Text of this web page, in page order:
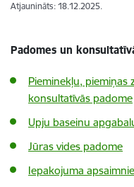
Atjaunināts: 18.12.2025.
Padomes un
Pieminekļu, piemiņas
konsultatīvās padome
Upju baseinu
Jūras vides padome
Iepakojuma